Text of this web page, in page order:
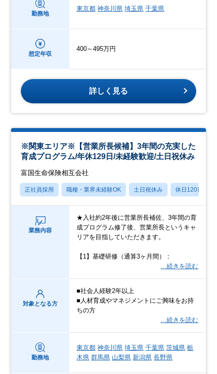
勤務地
東京都 神奈川県 埼玉県 千葉県
想定年収
400～495万円
詳しく見る
※関東エリア※【営業所長候補】3年間の充実した
育成プログラム/年休129日/未経験歓迎/土日祝休み
富国生命保険相互会社
正社員採用 職種・業界未経験OK 土日祝休み 休日120日以上
業務内容
★入社約2年後に営業所長補佐、3年間の育
成プログラム修了後、営業所長というキャ
リアを目指していただきます。
【1】基礎研修（通算3ヶ月間）：
…続きを読む
対象となる方
■社会人経験2年以上
■人材育成やマネジメントにご興味をお持
ちの方
…続きを読む
勤務地
東京都 神奈川県 埼玉県 千葉県 茨城県 栃
木県 群馬県 山梨県 新潟県 長野県